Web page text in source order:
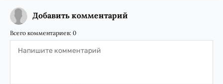
Добавить комментарий
Всего комментариев: 0